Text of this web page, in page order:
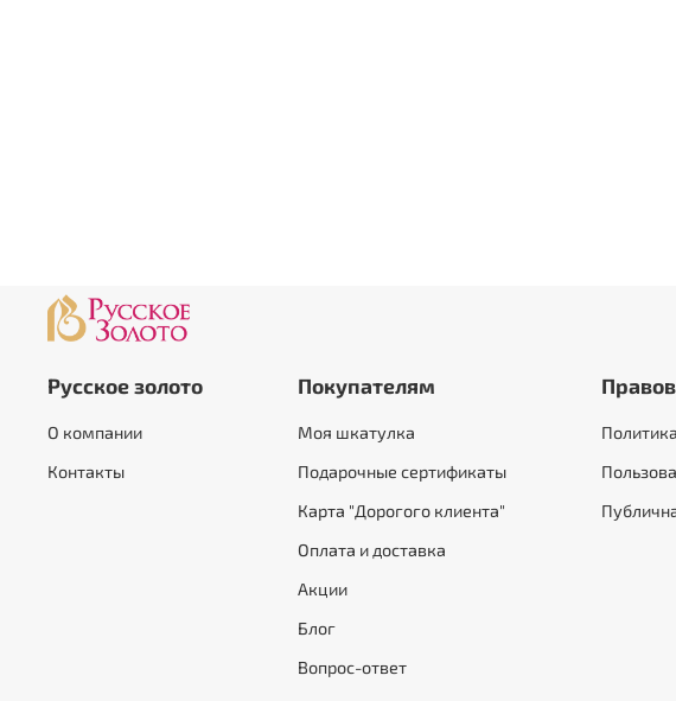
Русское золото
О компании
Контакты
Покупателям
Моя шкатулка
Подарочные сертификаты
Карта "Дорогого клиента"
Оплата и доставка
Акции
Блог
Вопрос-ответ